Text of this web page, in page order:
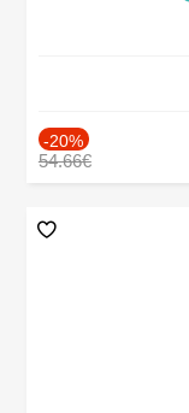
-20%
54.66€